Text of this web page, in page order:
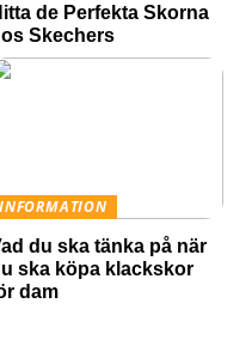
de Perfekta Skorna
Skechers
INFORMATION
du ska tänka på när
ska köpa klackskor
dam